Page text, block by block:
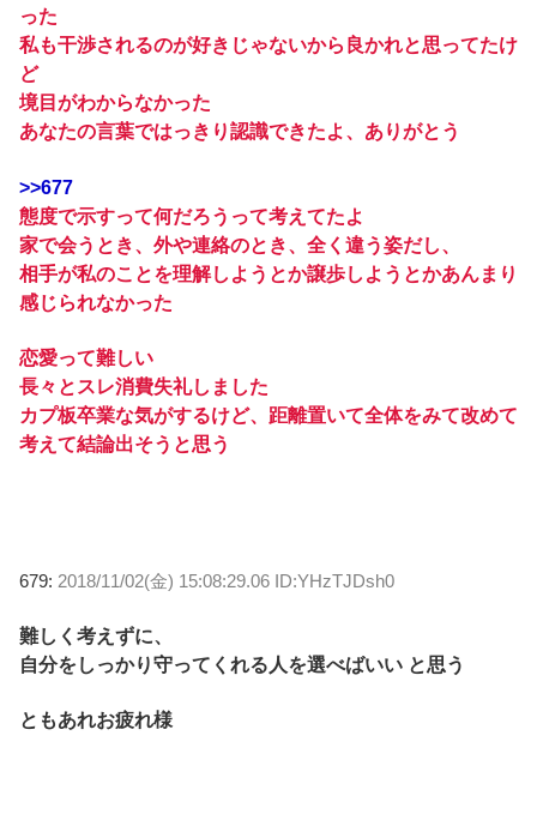
った
私も干渉されるのが好きじゃないから良かれと思ってたけ
ど
境目がわからなかった
あなたの言葉ではっきり認識できたよ、ありがとう
>>677
態度で示すって何だろうって考えてたよ
家で会うとき、外や連絡のとき、全く違う姿だし、
相手が私のことを理解しようとか譲歩しようとかあんまり
感じられなかった
恋愛って難しい
長々とスレ消費失礼しました
カプ板卒業な気がするけど、距離置いて全体をみて改めて
考えて結論出そうと思う
679: 2018/11/02(金) 15:08:29.06 ID:YHzTJDsh0
難しく考えずに、
自分をしっかり守ってくれる人を選べばいい と思う
ともあれお疲れ様